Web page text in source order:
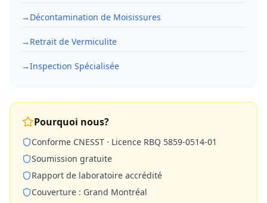
→ Décontamination de Moisissures
→ Retrait de Vermiculite
→Inspection Spécialisée
Pourquoi nous?
Conforme CNESST · Licence RBQ 5859-0514-01
Soumission gratuite
Rapport de laboratoire accrédité
Couverture : Grand Montréal